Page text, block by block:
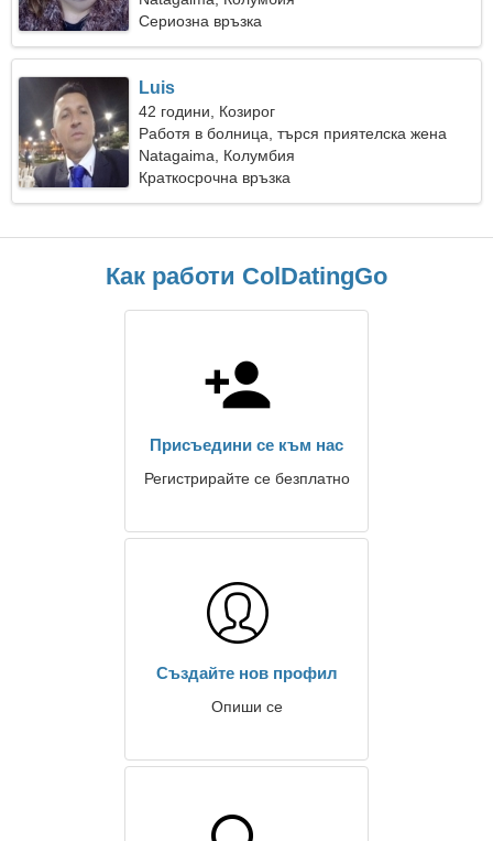
Сериозна връзка
Luis
42 години, Козирог
Работя в болница, търся приятелска жена
Natagaima, Колумбия
Краткосрочна връзка
Как работи ColDatingGo
Присъедини се към нас
Регистрирайте се безплатно
Създайте нов профил
Опиши се